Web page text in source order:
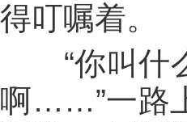
得叮嘱着。
“你叫什么
啊……”一路